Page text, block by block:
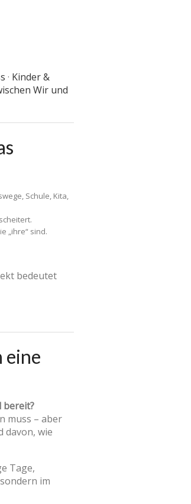
· Kinder &
Wir und
Schule, Kita,
„ihre“ sind.
bedeutet
eine
bereit?
muss – aber
davon, wie
Tage,
im